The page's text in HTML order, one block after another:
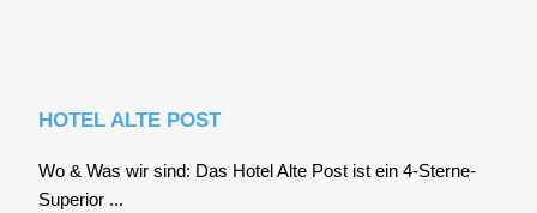
HOTEL ALTE POST
Wo & Was wir sind: Das Hotel Alte Post ist ein 4‑S­ter­ne-
Supe­ri­or ...